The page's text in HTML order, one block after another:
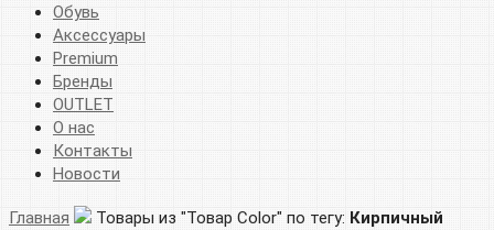
Обувь
Аксессуары
Premium
Бренды
OUTLET
О нас
Контакты
Новости
Главная Товары из "Товар Color" по тегу: Кирпичный